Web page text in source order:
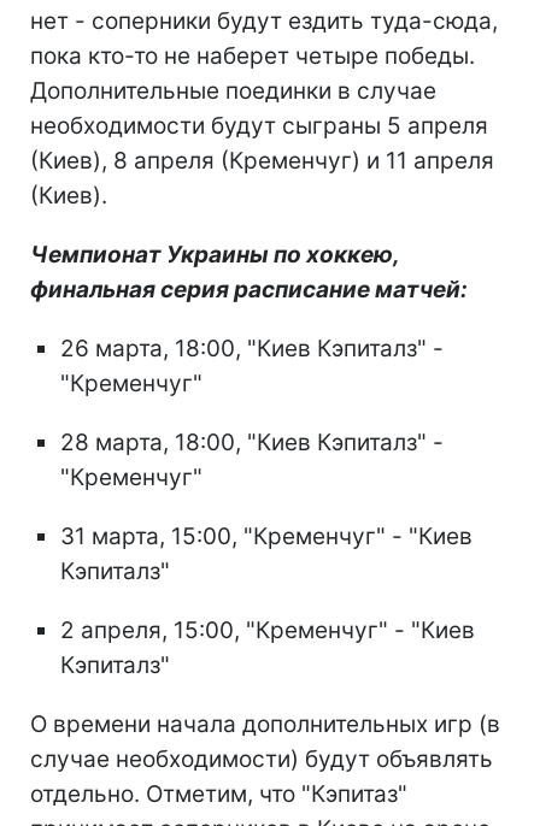
нет - соперники будут ездить туда-сюда,
пока кто-то не наберет четыре победы.
Дополнительные поединки в случае
необходимости будут сыграны 5 апреля
(Киев), 8 апреля (Кременчуг) и 11 апреля
(Киев).
Чемпионат Украины по хоккею,
финальная серия расписание матчей:
26 марта, 18:00, "Киев Кэпиталз" -
"Кременчуг"
28 марта, 18:00, "Киев Кэпиталз" -
"Кременчуг"
31 марта, 15:00, "Кременчуг" - "Киев
Кэпиталз"
2 апреля, 15:00, "Кременчуг" - "Киев
Кэпиталз"
О времени начала дополнительных игр (в
случае необходимости) будут объявлять
отдельно. Отметим, что "Кэпитаз"